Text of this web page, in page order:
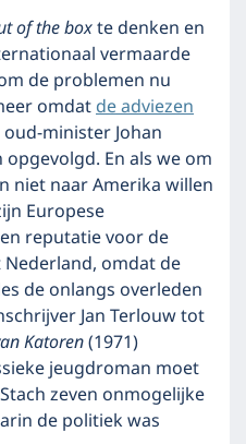
of the boxte denken en
vermaarde
de problemen nu
omdatde adviezen
oud-minister Johan
En als we om
niet naar Amerika willen
Europese
reputatie voor de
Nederland, omdat de
de onlangs overleden
Jan Terlouw tot
Katoren(1971)
jeugdroman moet
zeven onmogelijke
de politiek was